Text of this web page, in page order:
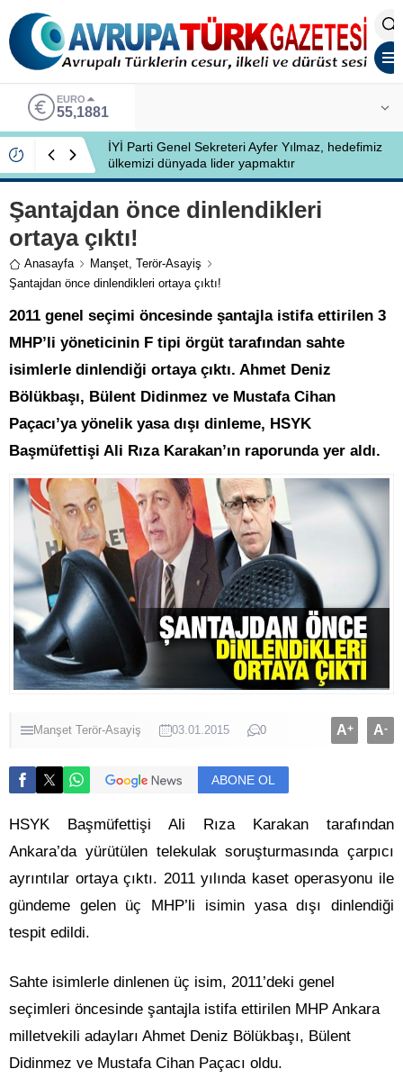
EURO
55,1881
İYİ Parti Genel Sekreteri Ayfer Yılmaz, hedefimiz
ülkemizi dünyada lider yapmaktır
Şantajdan önce dinlendikleri
ortaya çıktı!
Anasayfa Manşet, Terör-Asayiş
Şantajdan önce dinlendikleri ortaya çıktı!
2011 genel seçimi öncesinde şantajla istifa ettirilen 3
MHP’li yöneticinin F tipi örgüt tarafından sahte
isimlerle dinlendiği ortaya çıktı. Ahmet Deniz
Bölükbaşı, Bülent Didinmez ve Mustafa Cihan
Paçacı’ya yönelik yasa dışı dinleme, HSYK
Başmüfettişi Ali Rıza Karakan’ın raporunda yer aldı.
Manşet Terör-Asayiş 03.01.2015 0 A+ A-
ABONE OL
HSYK Başmüfettişi Ali Rıza Karakan tarafından
Ankara’da yürütülen telekulak soruşturmasında çarpıcı
ayrıntılar ortaya çıktı. 2011 yılında kaset operasyonu ile
gündeme gelen üç MHP’li isimin yasa dışı dinlendiği
tespit edildi.
Sahte isimlerle dinlenen üç isim, 2011’deki genel
seçimleri öncesinde şantajla istifa ettirilen MHP Ankara
milletvekili adayları Ahmet Deniz Bölükbaşı, Bülent
Didinmez ve Mustafa Cihan Paçacı oldu.